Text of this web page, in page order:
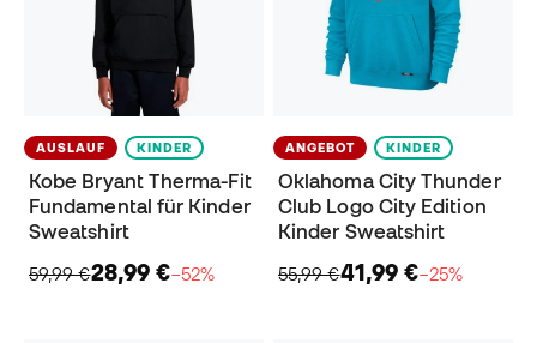
AUSLAUF KINDER
Kobe Bryant Therma-Fit
Fundamental für Kinder
Sweatshirt
59,99 €28,99 €−52%
ANGEBOT KINDER
Oklahoma City Thunder
Club Logo City Edition
Kinder Sweatshirt
55,99 €41,99 €−25%